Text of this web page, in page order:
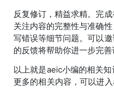
反复修订，精益求精。完
关注内容的完整性与准确
写错误等细节问题。可以
的反馈将帮助你进一步完善
以上就是aeic小编的相关
更多的相关内容，可以进